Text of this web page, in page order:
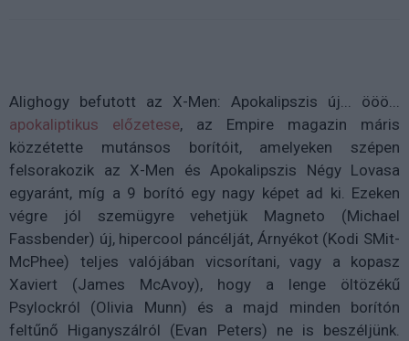
Alighogy befutott az X-Men: Apokalipszis új... ööö...
apokaliptikus előzetese, az Empire magazin máris
közzétette mutánsos borítóit, amelyeken szépen
felsorakozik az X-Men és Apokalipszis Négy Lovasa
egyaránt, míg a 9 borító egy nagy képet ad ki. Ezeken
végre jól szemügyre vehetjük Magneto (Michael
Fassbender) új, hipercool páncélját, Árnyékot (Kodi SMit-
McPhee) teljes valójában vicsorítani, vagy a kopasz
Xaviert (James McAvoy), hogy a lenge öltözékű
Psylockról (Olivia Munn) és a majd minden borítón
feltűnő Higanyszálról (Evan Peters) ne is beszéljünk.